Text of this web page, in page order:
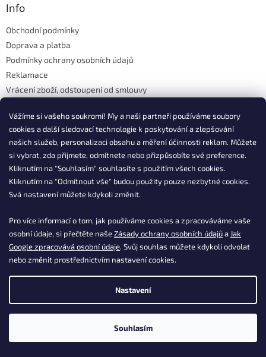
Vážíme si vašeho soukromí! My a naši partneři používáme soubory
cookies a další sledovací technologie k poskytování a zlepšování
našich služeb, personalizaci obsahu a měření účinnosti reklam. Můžete
si vybrat, zda přijmete, odmítnete nebo přizpůsobíte své preference.
Kliknutím na "Souhlasím" souhlasíte s použitím všech cookies.
Kliknutím na "Odmítnout vše" budou použity pouze nezbytné cookies.
Svá nastavení můžete kdykoli změnit.
Pro více informací o tom, jak používáme cookies a zpracováváme vaše
osobní údaje, si přečtěte našeZásady ochrany osobních údajůa Jak
Google zpracovává osobní údaje. Svůj souhlas můžete kdykoli odvolat
nebo změnit prostřednictvím nastavení cookies.
Nastavení
Souhlasím
Info
Obchodní podmínky
Doprava a platba
Podmínky ochrany osobních údajů
Reklamace
Vrácení zboží, odstoupení od smlouvy
Postup nákupu ESSOX
Časté dotazy k produktům
Vaše časté dotazy
Kontakt
info @dasgastro.cz
+420 477 577 382
Instagram